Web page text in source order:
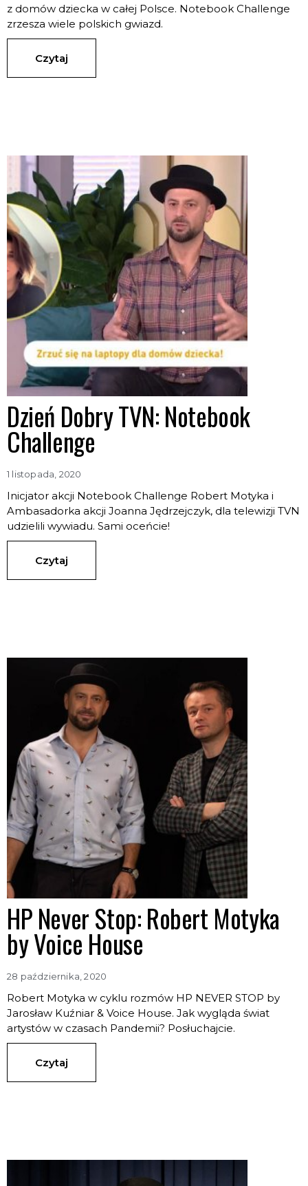
z domów dziecka w całej Polsce. Notebook Challenge
zrzesza wiele polskich gwiazd.
Czytaj
Dzień Dobry TVN: Notebook
Challenge
1 listopada, 2020
Inicjator akcji Notebook Challenge Robert Motyka i
Ambasadorka akcji Joanna Jędrzejczyk, dla telewizji TVN
udzielili wywiadu. Sami oceńcie!
Czytaj
HP Never Stop: Robert Motyka
by Voice House
28 października, 2020
Robert Motyka w cyklu rozmów HP NEVER STOP by
Jarosław Kuźniar & Voice House. Jak wygląda świat
artystów w czasach Pandemii? Posłuchajcie.
Czytaj